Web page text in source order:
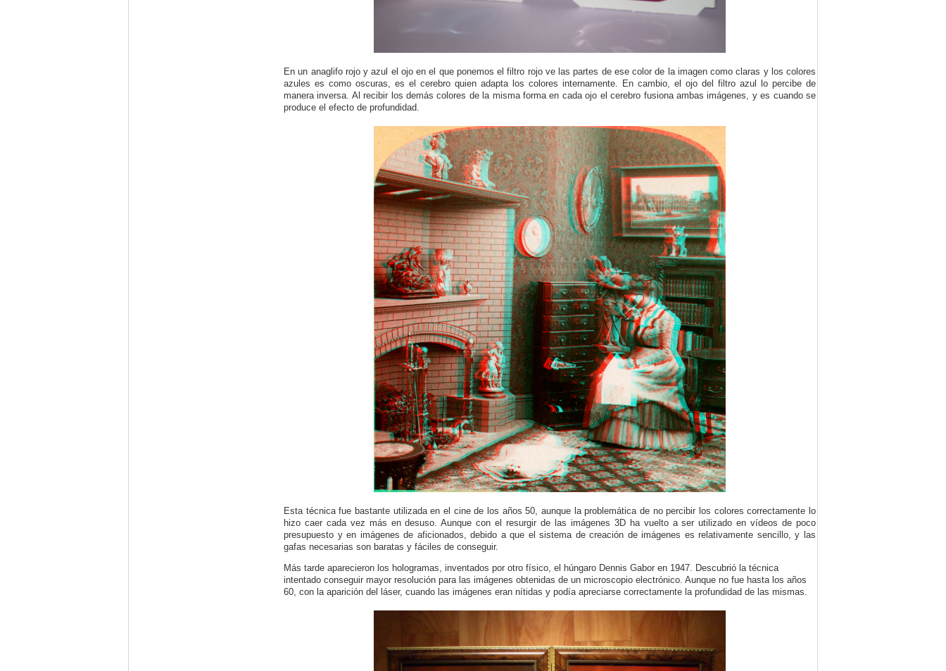
En un anaglifo rojo y azul el ojo en el que ponemos el filtro rojo ve las partes de ese color de la imagen como claras y los colores
azules es como oscuras, es el cerebro quien adapta los colores internamente. En cambio, el ojo del filtro azul lo percibe de
manera inversa. Al recibir los demás colores de la misma forma en cada ojo el cerebro fusiona ambas imágenes, y es cuando se
produce el efecto de profundidad.
Esta técnica fue bastante utilizada en el cine de los años 50, aunque la problemática de no percibir los colores correctamente lo
hizo caer cada vez más en desuso. Aunque con el resurgir de las imágenes 3D ha vuelto a ser utilizado en vídeos de poco
presupuesto y en imágenes de aficionados, debido a que el sistema de creación de imágenes es relativamente sencillo, y las
gafas necesarias son baratas y fáciles de conseguir.
Más tarde aparecieron los hologramas, inventados por otro físico, el húngaro Dennis Gabor en 1947. Descubrió la técnica
intentado conseguir mayor resolución para las imágenes obtenidas de un microscopio electrónico. Aunque no fue hasta los años
60, con la aparición del láser, cuando las imágenes eran nítidas y podía apreciarse correctamente la profundidad de las mismas.